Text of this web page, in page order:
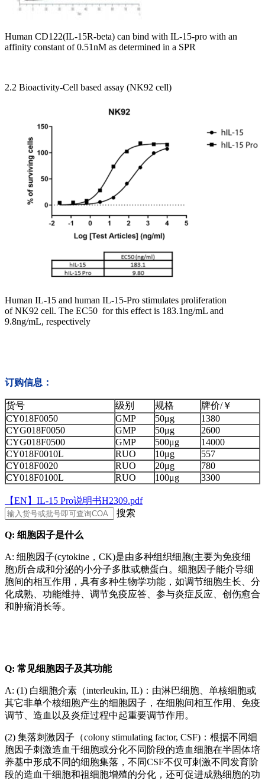
Human CD122(IL-15R-beta) can bind with IL-15-pro with an
affinity constant of 0.51nM as determined in a SPR
2.2 Bioactivity-Cell based assay (NK92 cell)
Human IL-15 and human IL-15-Pro stimulates proliferation
of NK92 cell. The EC50 for this effect is 183.1ng/mL and
9.8ng/mL, respectively
订购信息：
货号 级别 规格
牌价/￥
CY018F0050
GMP 50μg
1380
CYG018F0050
GMP 50μg
2600
CYG018F0500
GMP 500μg
14000
CY018F0010L
RUO 10μg
557
CY018F0020
RUO 20μg
780
CY018F0100L
RUO 100μg 3300
【EN】IL-15 Pro说明书H2309.pdf
搜索
Q: 细胞因子是什么
A: 细胞因子(cytokine，CK)是由多种组织细胞(主要为免疫细
胞)所合成和分泌的小分子多肽或糖蛋白。细胞因子能介导细
胞间的相互作用，具有多种生物学功能，如调节细胞生长、分
化成熟、功能维持、调节免疫应答、参与炎症反应、创伤愈合
和肿瘤消长等。
Q: 常见细胞因子及其功能
A: (1) 白细胞介素（interleukin, IL)：由淋巴细胞、单核细胞或
其它非单个核细胞产生的细胞因子，在细胞间相互作用、免疫
调节、造血以及炎症过程中起重要调节作用。
(2) 集落刺激因子（colony stimulating factor, CSF)：根据不同细
胞因子刺激造血干细胞或分化不同阶段的造血细胞在半固体培
养基中形成不同的细胞集落，不同CSF不仅可刺激不同发育阶
段的造血干细胞和祖细胞增殖的分化，还可促进成熟细胞的功